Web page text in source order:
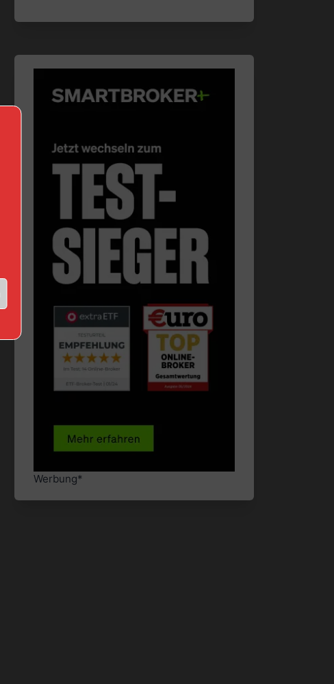
Werbung*